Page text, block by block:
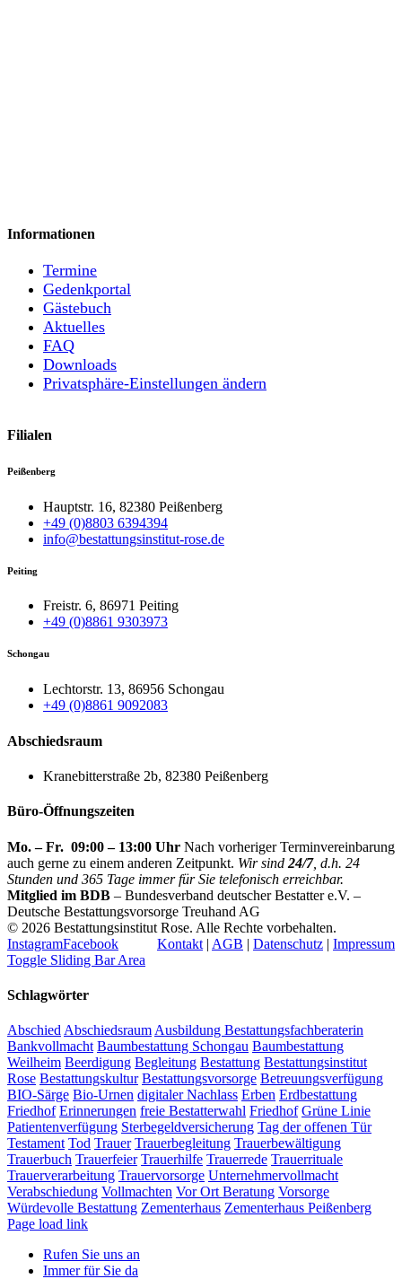
Informationen
Termine
Gedenkportal
Gästebuch
Aktuelles
FAQ
Downloads
Privatsphäre-Einstellungen ändern
Filialen
Peißenberg
Hauptstr. 16, 82380 Peißenberg
+49 (0)8803 6394394
info@bestattungsinstitut-rose.de
Peiting
Freistr. 6, 86971 Peiting
+49 (0)8861 9303973
Schongau
Lechtorstr. 13, 86956 Schongau
+49 (0)8861 9092083
Abschiedsraum
Kranebitterstraße 2b, 82380 Peißenberg
Büro-Öffnungszeiten
Mo. – Fr. 09:00 – 13:00 Uhr Nach vorheriger Terminvereinbarung
auch gerne zu einem anderen Zeitpunkt. Wir sind 24/7, d.h. 24
Stunden und 365 Tage immer für Sie telefonisch erreichbar.
Mitglied im BDB – Bundesverband deutscher Bestatter e.V. –
Deutsche Bestattungsvorsorge Treuhand AG
© 2026 Bestattungsinstitut Rose. Alle Rechte vorbehalten.
Kontakt | AGB | Datenschutz | Impressum
InstagramFacebook
Toggle Sliding Bar Area
Schlagwörter
Abschied Abschiedsraum Ausbildung Bestattungsfachberaterin
Bankvollmacht Baumbestattung Schongau Baumbestattung
Weilheim Beerdigung Begleitung Bestattung Bestattungsinstitut
Rose Bestattungskultur Bestattungsvorsorge Betreuungsverfügung
BIO-Särge Bio-Urnen digitaler Nachlass Erben Erdbestattung
Friedhof Erinnerungen freie Bestatterwahl Friedhof Grüne Linie
Patientenverfügung Sterbegeldversicherung Tag der offenen Tür
Testament Tod Trauer Trauerbegleitung Trauerbewältigung
Trauerbuch Trauerfeier Trauerhilfe Trauerrede Trauerrituale
Trauerverarbeitung Trauervorsorge Unternehmervollmacht
Verabschiedung Vollmachten Vor Ort Beratung Vorsorge
Würdevolle Bestattung Zementerhaus Zementerhaus Peißenberg
Page load link
Rufen Sie uns an
Immer für Sie da